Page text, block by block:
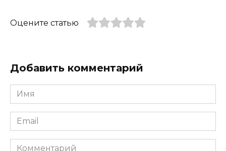
Оцените статью
Добавить комментарий
Имя
*
Email
*
Комментарий